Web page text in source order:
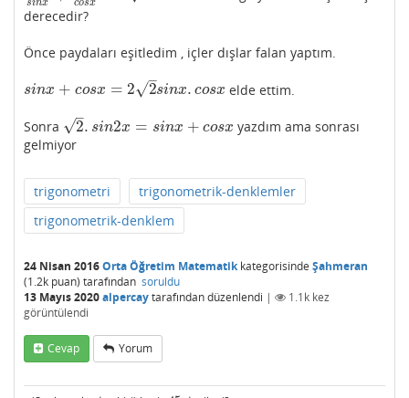
sinx cosx
derecedir?
Önce paydaları eşitledim , içler dışlar falan yaptım.
sinx + cosx = 2 2
–
√ sinx. cosx
sinx+ cosx=22s in x.cosx elde ettim.
Sonra 2
–
√ . sin2x = sinx + cosx
2.sin 2x=sin x+c osx
yazdım ama sonrası
gelmiyor
trigonometri
trigonometrik-denklemler
trigonometrik-denklem
24 Nisan 2016Orta Öğretim Matematikkategorisinde Şahmeran
(1.2k puan) tarafından soruldu
13 Mayıs 2020alpercaytarafındandüzenlendi | 1.1k kez
görüntülendi
Cevap Yorum